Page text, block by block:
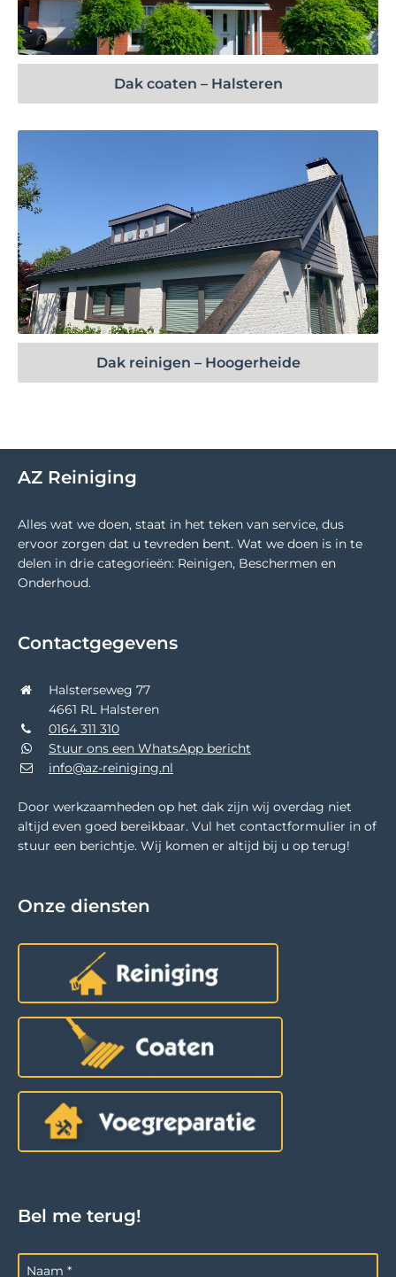
Bekijk project
Dak coaten – Halsteren
Bekijk project
Dak reinigen – Hoogerheide
AZ Reiniging
Alles wat we doen, staat in het teken van service, dus
ervoor zorgen dat u tevreden bent. Wat we doen is in te
delen in drie categorieën: Reinigen, Beschermen en
Onderhoud.
Contactgegevens
Halsterseweg 77
4661 RL Halsteren
0164 311 310
Stuur ons een WhatsApp bericht
info@az-reiniging.nl
Door werkzaamheden op het dak zijn wij overdag niet
altijd even goed bereikbaar. Vul het contactformulier in of
stuur een berichtje. Wij komen er altijd bij u op terug!
Onze diensten
Bel me terug!